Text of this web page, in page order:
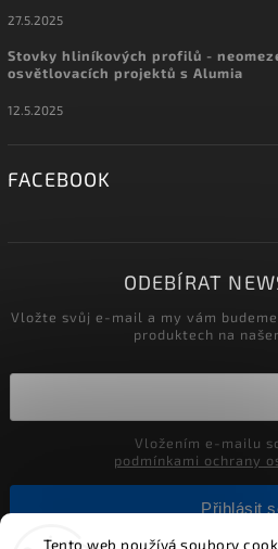
Tento web používá soubory
27.5.2025
Stovky hliníkových profilů -
osvětlovacích projektů s Alumia
12.5.2025
FACEBOOK
ODEBÍRAT
Vložte svůj e-mail a my vám
produktech na
podmínkami ochrany
Přihlásit